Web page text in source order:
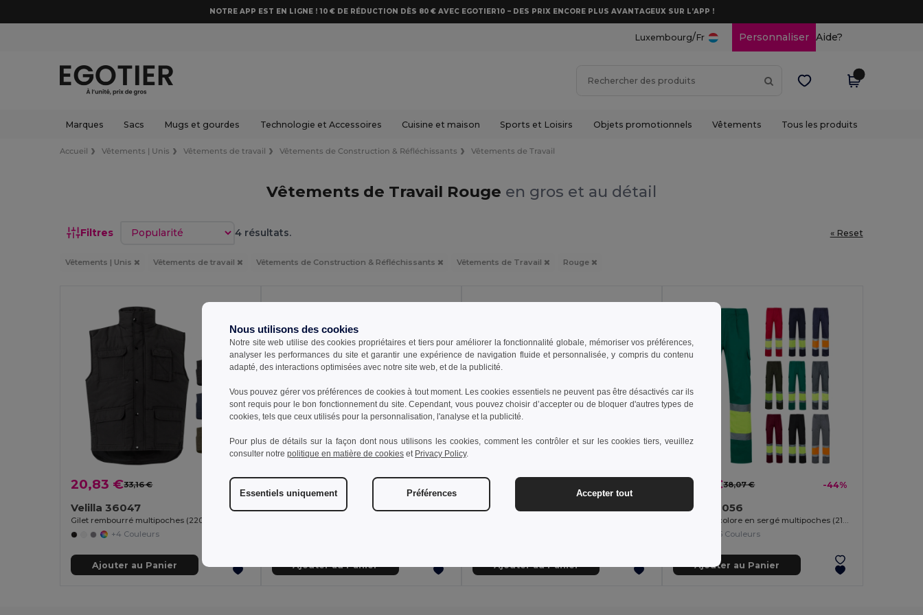
NOTRE APP EST EN LIGNE ! 10 € DE RÉDUCTION DÈS 80 € AVEC EGOTIER10 – DES PRIX ENCORE PLUS AVANTAGEUX SUR L’APP !
Luxembourg/Fr Personnaliser Aide?
Marques Sacs Mugs et gourdes Technologie et Accessoires Cuisine et maison Sports et Loisirs Objets promotionnels Vêtements Tous les produits
Accueil Vêtements | Unis Vêtements de travail Vêtements de Construction & Réfléchissants Vêtements de Travail
Vêtements de Travail Rouge en gros et au détail
Filtres Trier par 4 résultats. « Reset
Vêtements | Unis Vêtements de travail Vêtements de Construction & Réfléchissants Vêtements de Travail Rouge
20,83 €33,16 € -37%
Velilla 36047
+4 Couleurs
Ajouter au Panier
36,37 €
Velilla 36054
Ajouter au Panier
26,67 €
Velilla 36052
Ajouter au Panier
21,43 €38,07 € -44%
Velilla 36056
Pantalon bicolore en sergé multipoches (210g/m²), en coton (20%) et polyester (80%)
+5 Couleurs
Ajouter au Panier
Nous utilisons des cookies
Notre site web utilise des cookies propriétaires et tiers pour améliorer la fonctionnalité globale, mémoriser vos préférences,
analyser les performances du site et garantir une expérience de navigation fluide et personnalisée, y compris du contenu
adapté, des interactions optimisées avec notre site web, et de la publicité.
Vous pouvez gérer vos préférences de cookies à tout moment. Les cookies essentiels ne peuvent pas être désactivés car ils
sont requis pour le bon fonctionnement du site. Cependant, vous pouvez choisir d’accepter ou de bloquer d'autres types de
cookies, tels que ceux utilisés pour la personnalisation, l'analyse et la publicité.
Pour plus de détails sur la façon dont nous utilisons les cookies, comment les contrôler et sur les cookies tiers, veuillez
consulter notre politique en matière de cookies et Privacy Policy.
Essentiels uniquement Préférences Accepter tout